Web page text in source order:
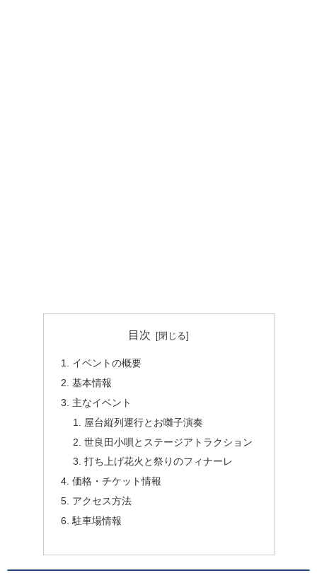
目次
イベントの概要
基本情報
主なイベント
屋台縦列運行とお囃子演奏
世良田小唄とステージアトラクション
打ち上げ花火と祭りのフィナーレ
価格・チケット情報
アクセス方法
駐車場情報